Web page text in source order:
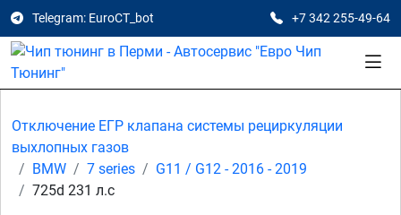
Telegram: EuroCT_bot +7 342 255-49-64
Отключение ЕГР клапана системы рециркуляции
выхлопных газов
BMW
7 series
G11 / G12 - 2016 - 2019
725d 231 л.с